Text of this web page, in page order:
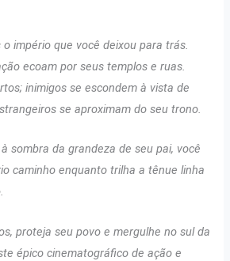
império que você deixou para trás.
ecoam por seus templos e ruas.
inimigos se escondem à vista de
se aproximam do seu trono.
sombra da grandeza de seu pai, você
caminho enquanto trilha a tênue linha
proteja seu povo e mergulhe no sul da
épico cinematográfico de ação e